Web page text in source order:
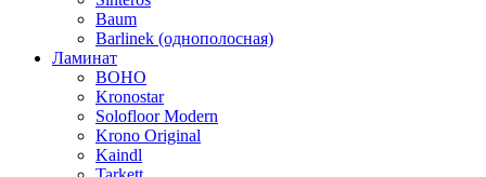
Baum
Barlinek (однополосная)
Ламинат
BOHO
Kronostar
Solofloor Modern
Krono Original
Kaindl